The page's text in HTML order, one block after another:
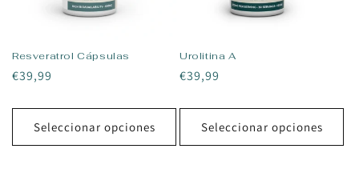
Resveratrol Cápsulas
Precio
€39,99
Seleccionar opciones
Urolitina A
Precio
€39,99
Seleccionar opciones